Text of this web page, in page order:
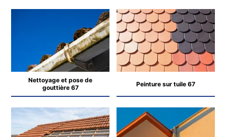
Nettoyage et pose de
gouttière 67
Peinture sur tuile 67